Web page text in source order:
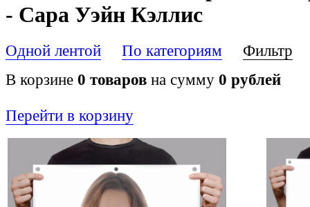
- Сара Уэйн Кэллис
Одной лентой По категориям
Фильтр
В корзине 0 товаров на сумму 0 рублей
Перейти в корзину